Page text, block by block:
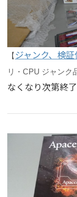
【 ジャンク、検
リ・CPU ジャンク
なくなり次第終